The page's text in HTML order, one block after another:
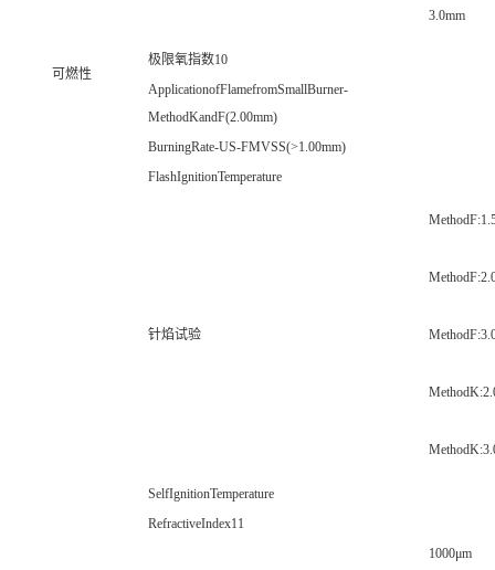
可燃性
3.0mm
极限氧指数10
ApplicationofFlamefromSmallBurner-
MethodKandF(2.00mm)
BurningRate-US-FMVSS(>1.00mm)
FlashIgnitionTemperature
针焰试验
SelfIgnitionTemperature
RefractiveIndex11
1000μm